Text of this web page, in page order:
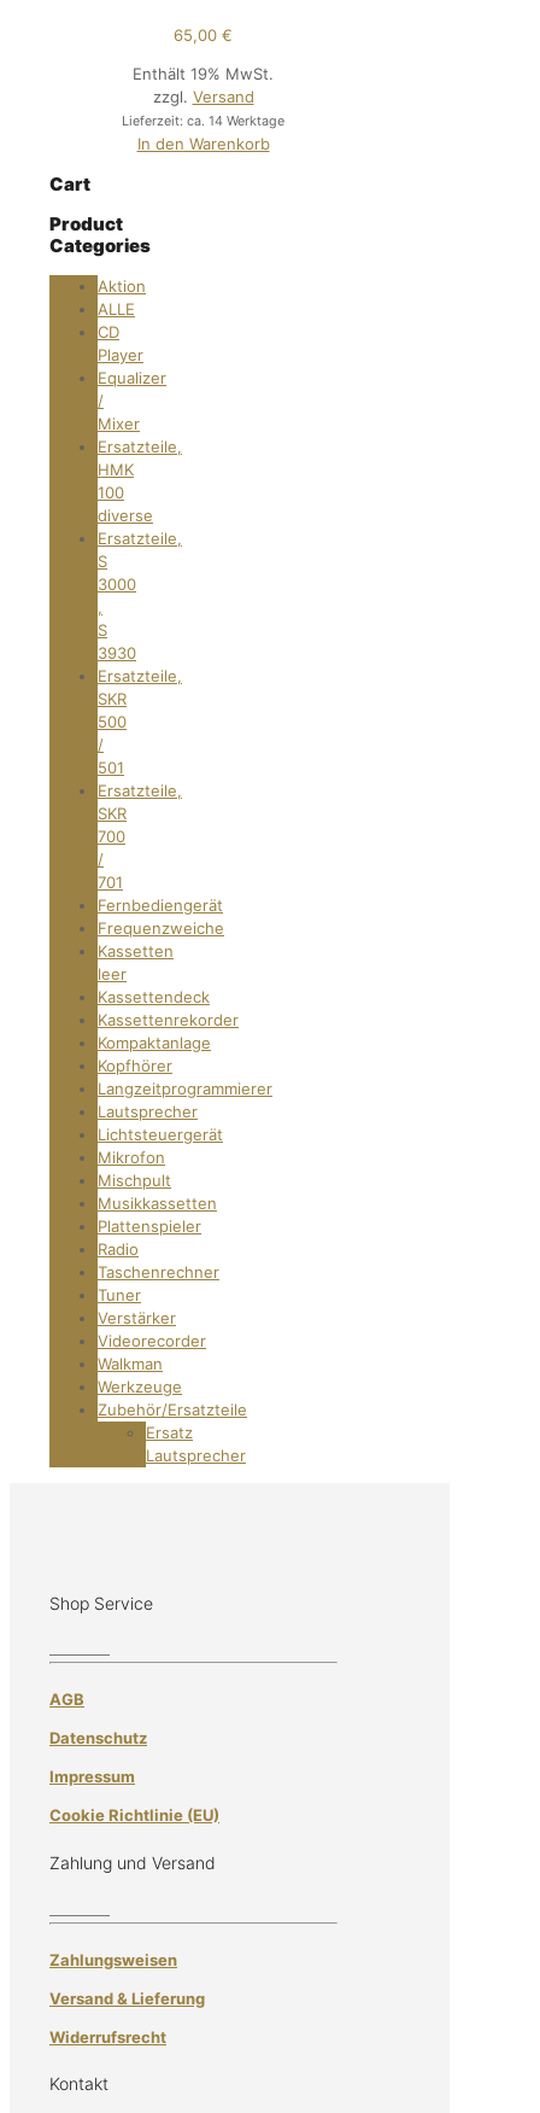
65,00€
Enthält 19% MwSt.
zzgl. Versand
Lieferzeit: ca. 14 Werktage
In den Warenkorb
Cart
Product
Categories
Aktion
ALLE
CD
Player
Equalizer
/
Mixer
Ersatzteile,
HMK
100
diverse
Ersatzteile,
S
3000
,
S
3930
Ersatzteile,
SKR
500
/
501
Ersatzteile,
SKR
700
/
701
Fernbediengerät
Frequenzweiche
Kassetten
leer
Kassettendeck
Kassettenrekorder
Kompaktanlage
Kopfhörer
Langzeitprogrammierer
Lautsprecher
Lichtsteuergerät
Mikrofon
Mischpult
Musikkassetten
Plattenspieler
Radio
Taschenrechner
Tuner
Verstärker
Videorecorder
Walkman
Werkzeuge
Zubehör/Ersatzteile
Ersatz
Lautsprecher
Shop Service
AGB
Datenschutz
Impressum
Cookie Richtlinie (EU)
Zahlung und Versand
Zahlungsweisen
Versand & Lieferung
Widerrufsrecht
Kontakt